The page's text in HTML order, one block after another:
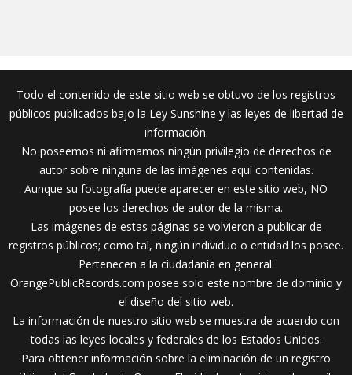
Todo el contenido de este sitio web se obtuvo de los registros
públicos publicados bajo la Ley Sunshine y las leyes de libertad de
información.
No poseemos ni afirmamos ningún privilegio de derechos de
autor sobre ninguna de las imágenes aquí contenidas.
Aunque su fotografía puede aparecer en este sitio web, NO
posee los derechos de autor de la misma.
Las imágenes de estas páginas se volvieron a publicar de
registros públicos; como tal, ningún individuo o entidad los posee.
Pertenecen a la ciudadanía en general.
OrangePublicRecords.com posee solo este nombre de dominio y
el diseño del sitio web.
La información de nuestro sitio web se muestra de acuerdo con
todas las leyes locales y federales de los Estados Unidos.
Para obtener información sobre la eliminación de un registro